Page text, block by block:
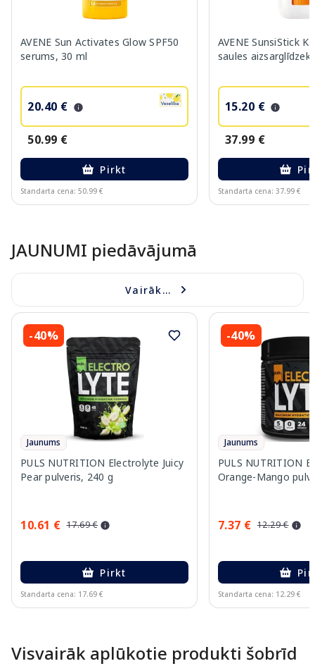
AVENE Sun Activates Glow SPF50
serums, 30 ml
20.40 €
50.99 €
Pirkt
Standarta cena: 50.99 €
AVENE SunsiStick
saules
15.20 €
37.99 €
Standarta cena: 37.99 €
JAUNUMI piedāvājumā
Vairāk...
-40%
Jaunums
PULS NUTRITION Electrolyte Juicy
Pear pulveris, 240 g
10.61 € 17.69 €
Pirkt
Standarta cena: 17.69 €
-40%
Jaunums
PULS NUTRITION
Orange-Mango
7.37 € 12.29 €
Standarta cena: 12.29 €
Visvairāk aplūkotie produkti šobrīd